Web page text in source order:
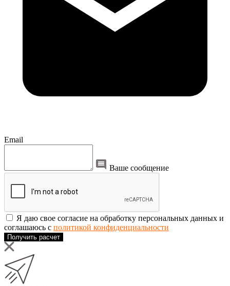
Email
Ваше сообщение
Я даю свое согласие на обработку персональных данных и
соглашаюсь с политикой конфиденциальности
Получить расчет